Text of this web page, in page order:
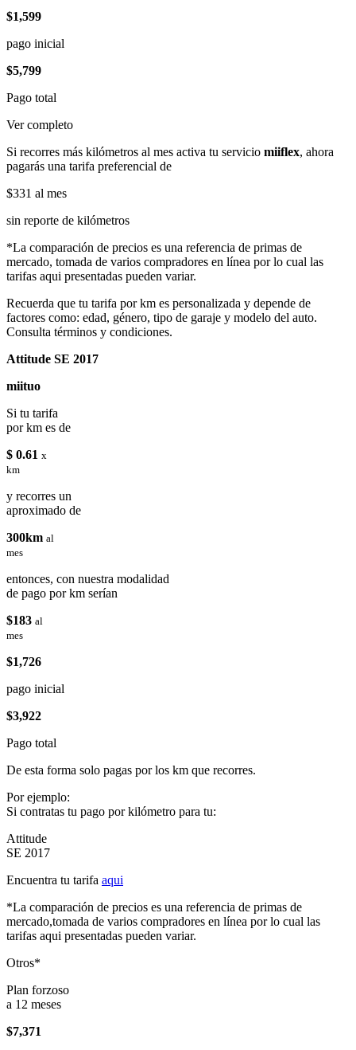
$1,599
pago inicial
$5,799
Pago total
Ver completo
Si recorres más kilómetros al mes activa tu servicio miiflex, ahora
pagarás una tarifa preferencial de
$331 al mes
sin reporte de kilómetros
*La comparación de precios es una referencia de primas de
mercado, tomada de varios compradores en línea por lo cual las
tarifas aqui presentadas pueden variar.
Recuerda que tu tarifa por km es personalizada y depende de
factores como: edad, género, tipo de garaje y modelo del auto.
Consulta términos y condiciones.
Attitude SE 2017
miituo
Si tu tarifa
por km es de
$ 0.61 x
km
y recorres un
aproximado de
300km al
mes
entonces, con nuestra modalidad
de pago por km serían
$183 al
mes
$1,726
pago inicial
$3,922
Pago total
De esta forma solo pagas por los km que recorres.
Por ejemplo:
Si contratas tu pago por kilómetro para tu:
Attitude
SE 2017
Encuentra tu tarifa aqui
*La comparación de precios es una referencia de primas de
mercado,tomada de varios compradores en línea por lo cual las
tarifas aqui presentadas pueden variar.
Otros*
Plan forzoso
a 12 meses
$7,371